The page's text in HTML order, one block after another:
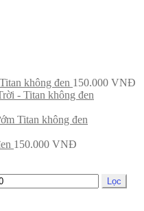
không đen 150.000 VNĐ
- Titan không đen
Titan không đen
150.000 VNĐ
Lọc